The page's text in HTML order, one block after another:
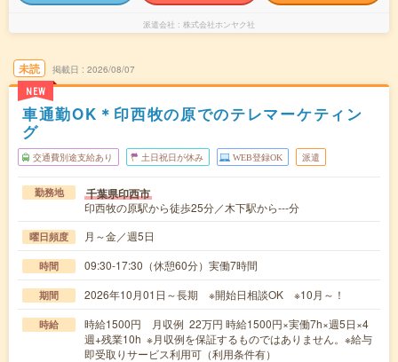
派遣会社 株式会社ホンヤク社
未読
NEW
掲載日 2026/08/07
車通勤OK＊印西牧の原でのテレマーケティン
グ
交通費別途支給あり 土日祝日が休み WEB登録OK 派遣
勤務地 千葉県印西市
印西牧の原駅から徒歩25分／木下駅から---分
曜日頻度 月～金／週5日
時間 09:30-17:30（休憩60分）実働7時間
期間 2026年10月01日～長期 ※開始日相談OK ※10月～！
時給
時給1500円 月収例 22万円 時給1500円×実働7h×週5日×4
週+残業10h ※月収例を保証するものではありません。※給与
即受取りサービス利用可（利用条件有）